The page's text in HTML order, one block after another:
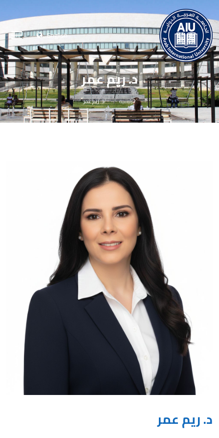
English
د. ريم عمر
الرئيسية د. ريم عمر
د. ريم عمر